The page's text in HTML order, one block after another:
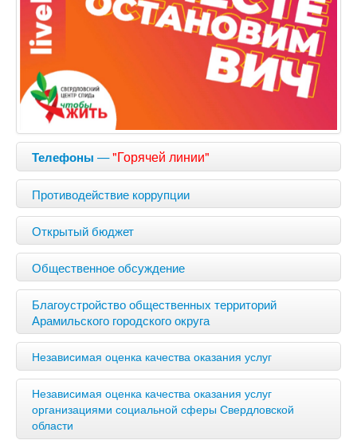
Телефоны —"Горячей линии"
Противодействие коррупции
Открытый бюджет
Общественное обсуждение
Благоустройство общественных территорий
Арамильского городского округа
Независимая оценка качества оказания услуг
Независимая оценка качества оказания услуг
организациями социальной сферы Свердловской
области